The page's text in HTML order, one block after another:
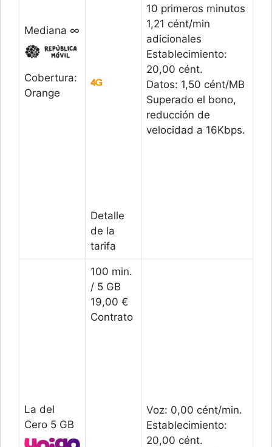
Mediana ∞
Cobertura:
Orange
Detalle
de la
tarifa
10 primeros minutos
1,21 cént/min
adicionales
Establecimiento:
20,00 cént.
Datos: 1,50 cént/MB
Superado el bono,
reducción de
velocidad a 16Kbps.
La del
Cero 5 GB
100 min.
/ 5 GB
19,00 €
Contrato
Voz: 0,00 cént/min.
Establecimiento:
20,00 cént.